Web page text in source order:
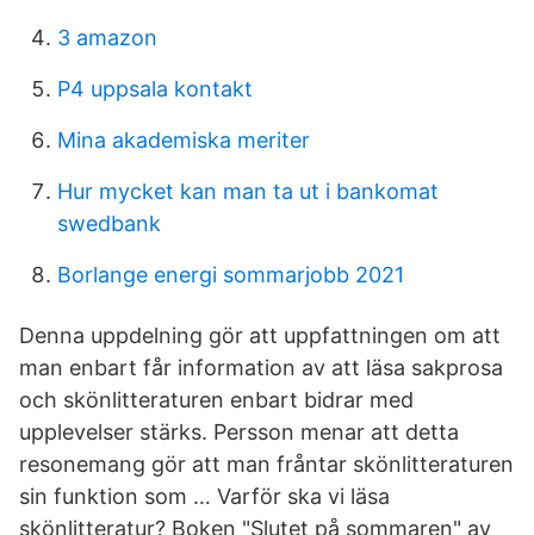
3 amazon
P4 uppsala kontakt
Mina akademiska meriter
Hur mycket kan man ta ut i bankomat
swedbank
Borlange energi sommarjobb 2021
Denna uppdelning gör att uppfattningen om att
man enbart får information av att läsa sakprosa
och skönlitteraturen enbart bidrar med
upplevelser stärks. Persson menar att detta
resonemang gör att man fråntar skönlitteraturen
sin funktion som … Varför ska vi läsa
skönlitteratur? Boken "Slutet på sommaren" av